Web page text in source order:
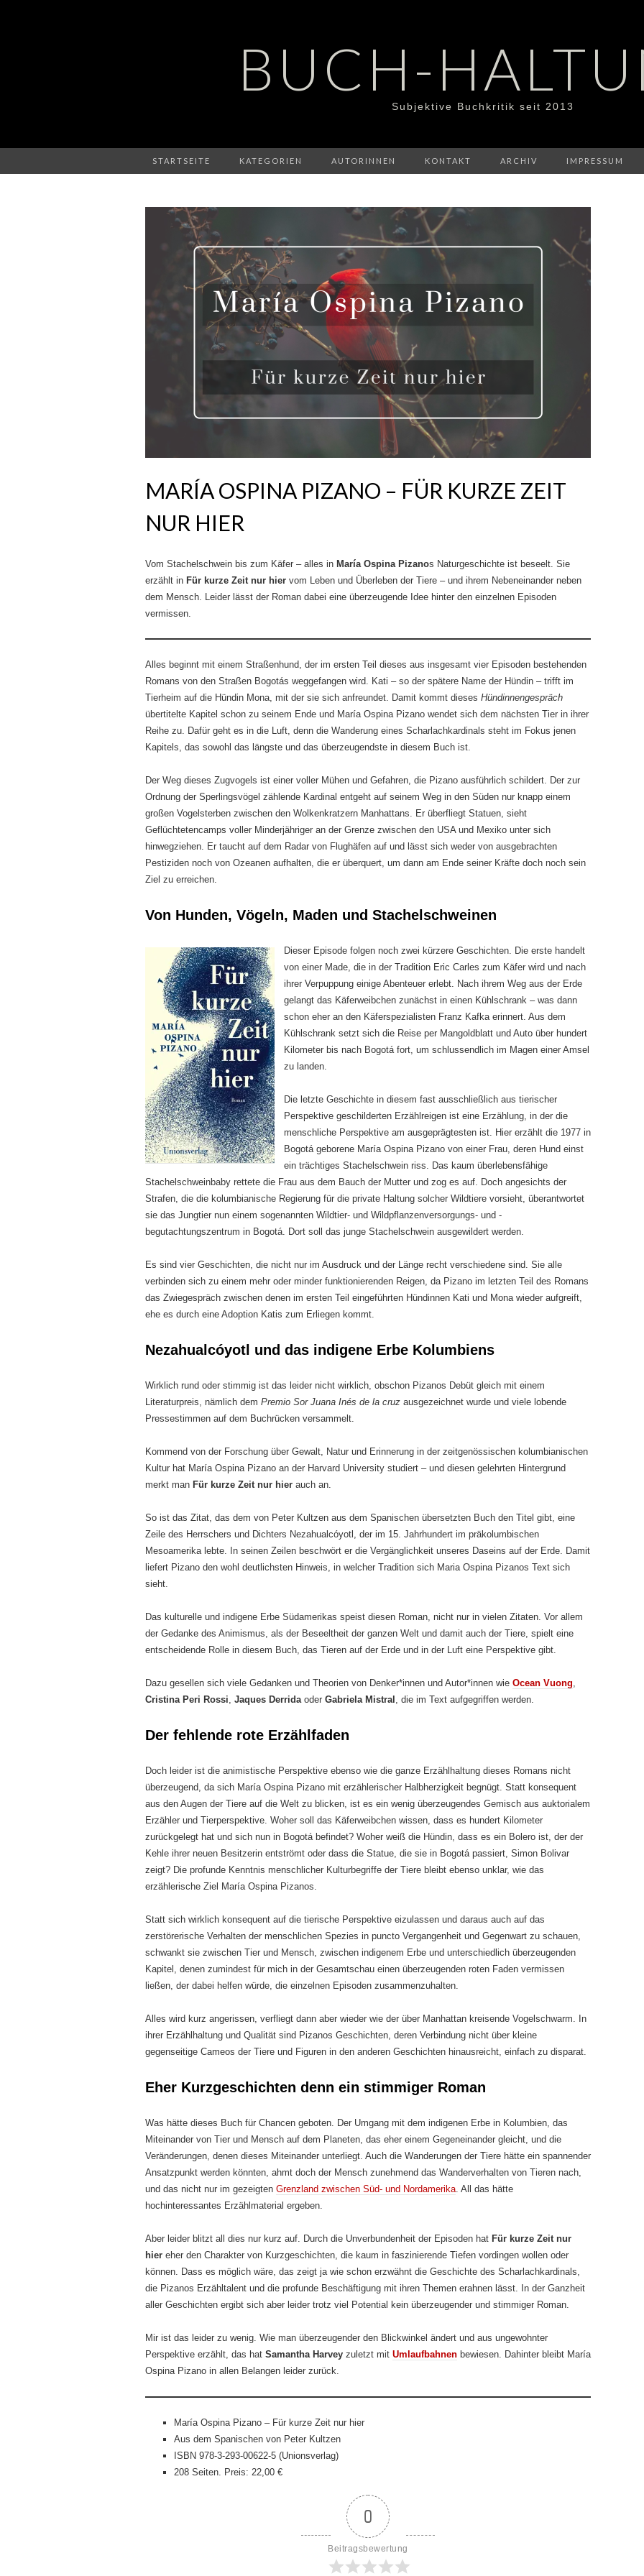
BUCH-
Subjektive Buchkritik seit 2013
STARTSEITE KATEGORIEN AUTORINNEN KONTAKT ARCHIV IMPRESSUM
MARÍA OSPINA PIZANO – FÜR KURZE ZEIT
NUR HIER
Vom Stachelschwein bis zum Käfer – alles in María Ospina Pizanos Naturgeschichte ist beseelt. Sie
erzählt in Für kurze Zeit nur hier vom Leben und Überleben der Tiere – und ihrem Nebeneinander neben
dem Mensch. Leider lässt der Roman dabei eine überzeugende Idee hinter den einzelnen Episoden
vermissen.
Alles beginnt mit einem Straßenhund, der im ersten Teil dieses aus insgesamt vier Episoden bestehenden
Romans von den Straßen Bogotás weggefangen wird. Kati – so der spätere Name der Hündin – trifft im
Tierheim auf die Hündin Mona, mit der sie sich anfreundet. Damit kommt dieses Hündinnengespräch
übertitelte Kapitel schon zu seinem Ende und María Ospina Pizano wendet sich dem nächsten Tier in ihrer
Reihe zu. Dafür geht es in die Luft, denn die Wanderung eines Scharlachkardinals steht im Fokus jenen
Kapitels, das sowohl das längste und das überzeugendste in diesem Buch ist.
Der Weg dieses Zugvogels ist einer voller Mühen und Gefahren, die Pizano ausführlich schildert. Der zur
Ordnung der Sperlingsvögel zählende Kardinal entgeht auf seinem Weg in den Süden nur knapp einem
großen Vogelsterben zwischen den Wolkenkratzern Manhattans. Er überfliegt Statuen, sieht
Geflüchtetencamps voller Minderjähriger an der Grenze zwischen den USA und Mexiko unter sich
hinwegziehen. Er taucht auf dem Radar von Flughäfen auf und lässt sich weder von ausgebrachten
Pestiziden noch von Ozeanen aufhalten, die er überquert, um dann am Ende seiner Kräfte doch noch sein
Ziel zu erreichen.
Von Hunden, Vögeln, Maden und Stachelschweinen
Dieser Episode folgen noch zwei kürzere Geschichten. Die erste handelt
von einer Made, die in der Tradition Eric Carles zum Käfer wird und nach
ihrer Verpuppung einige Abenteuer erlebt. Nach ihrem Weg aus der Erde
gelangt das Käferweibchen zunächst in einen Kühlschrank – was dann
schon eher an den Käferspezialisten Franz Kafka erinnert. Aus dem
Kühlschrank setzt sich die Reise per Mangoldblatt und Auto über hundert
Kilometer bis nach Bogotá fort, um schlussendlich im Magen einer Amsel
zu landen.
Die letzte Geschichte in diesem fast ausschließlich aus tierischer
Perspektive geschilderten Erzählreigen ist eine Erzählung, in der die
menschliche Perspektive am ausgeprägtesten ist. Hier erzählt die 1977 in
Bogotá geborene María Ospina Pizano von einer Frau, deren Hund einst
ein trächtiges Stachelschwein riss. Das kaum überlebensfähige
Stachelschweinbaby rettete die Frau aus dem Bauch der Mutter und zog es auf. Doch angesichts der
Strafen, die die kolumbianische Regierung für die private Haltung solcher Wildtiere vorsieht, überantwortet
sie das Jungtier nun einem sogenannten Wildtier- und Wildpflanzenversorgungs- und -
begutachtungszentrum in Bogotá. Dort soll das junge Stachelschwein ausgewildert werden.
Es sind vier Geschichten, die nicht nur im Ausdruck und der Länge recht verschiedene sind. Sie alle
verbinden sich zu einem mehr oder minder funktionierenden Reigen, da Pizano im letzten Teil des Romans
das Zwiegespräch zwischen denen im ersten Teil eingeführten Hündinnen Kati und Mona wieder aufgreift,
ehe es durch eine Adoption Katis zum Erliegen kommt.
Nezahualcóyotl und das indigene Erbe Kolumbiens
Wirklich rund oder stimmig ist das leider nicht wirklich, obschon Pizanos Debüt gleich mit einem
Literaturpreis, nämlich dem Premio Sor Juana Inés de la cruz ausgezeichnet wurde und viele lobende
Pressestimmen auf dem Buchrücken versammelt.
Kommend von der Forschung über Gewalt, Natur und Erinnerung in der zeitgenössischen kolumbianischen
Kultur hat María Ospina Pizano an der Harvard University studiert – und diesen gelehrten Hintergrund
merkt man Für kurze Zeit nur hier auch an.
So ist das Zitat, das dem von Peter Kultzen aus dem Spanischen übersetzten Buch den Titel gibt, eine
Zeile des Herrschers und Dichters Nezahualcóyotl, der im 15. Jahrhundert im präkolumbischen
Mesoamerika lebte. In seinen Zeilen beschwört er die Vergänglichkeit unseres Daseins auf der Erde. Damit
liefert Pizano den wohl deutlichsten Hinweis, in welcher Tradition sich Maria Ospina Pizanos Text sich
sieht.
Das kulturelle und indigene Erbe Südamerikas speist diesen Roman, nicht nur in vielen Zitaten. Vor allem
der Gedanke des Animismus, als der Beseeltheit der ganzen Welt und damit auch der Tiere, spielt eine
entscheidende Rolle in diesem Buch, das Tieren auf der Erde und in der Luft eine Perspektive gibt.
Dazu gesellen sich viele Gedanken und Theorien von Denker*innen und Autor*innen wie Ocean Vuong,
Cristina Peri Rossi, Jaques Derridaoder Gabriela Mistral , die im Text aufgegriffen werden.
Der fehlende rote Erzählfaden
Doch leider ist die animistische Perspektive ebenso wie die ganze Erzählhaltung dieses Romans nicht
überzeugend, da sich María Ospina Pizano mit erzählerischer Halbherzigkeit begnügt. Statt konsequent
aus den Augen der Tiere auf die Welt zu blicken, ist es ein wenig überzeugendes Gemisch aus auktorialem
Erzähler und Tierperspektive. Woher soll das Käferweibchen wissen, dass es hundert Kilometer
zurückgelegt hat und sich nun in Bogotá befindet? Woher weiß die Hündin, dass es ein Bolero ist, der der
Kehle ihrer neuen Besitzerin entströmt oder dass die Statue, die sie in Bogotá passiert, Simon Bolivar
zeigt? Die profunde Kenntnis menschlicher Kulturbegriffe der Tiere bleibt ebenso unklar, wie das
erzählerische Ziel María Ospina Pizanos.
Statt sich wirklich konsequent auf die tierische Perspektive eizulassen und daraus auch auf das
zerstörerische Verhalten der menschlichen Spezies in puncto Vergangenheit und Gegenwart zu schauen,
schwankt sie zwischen Tier und Mensch, zwischen indigenem Erbe und unterschiedlich überzeugenden
Kapitel, denen zumindest für mich in der Gesamtschau einen überzeugenden roten Faden vermissen
ließen, der dabei helfen würde, die einzelnen Episoden zusammenzuhalten.
Alles wird kurz angerissen, verfliegt dann aber wieder wie der über Manhattan kreisende Vogelschwarm. In
ihrer Erzählhaltung und Qualität sind Pizanos Geschichten, deren Verbindung nicht über kleine
gegenseitige Cameos der Tiere und Figuren in den anderen Geschichten hinausreicht, einfach zu disparat.
Eher Kurzgeschichten denn ein stimmiger Roman
Was hätte dieses Buch für Chancen geboten. Der Umgang mit dem indigenen Erbe in Kolumbien, das
Miteinander von Tier und Mensch auf dem Planeten, das eher einem Gegeneinander gleicht, und die
Veränderungen, denen dieses Miteinander unterliegt. Auch die Wanderungen der Tiere hätte ein spannender
Ansatzpunkt werden könnten, ahmt doch der Mensch zunehmend das Wanderverhalten von Tieren nach,
und das nicht nur im gezeigten Grenzland zwischen Süd- und Nordamerika. All das hätte
hochinteressantes Erzählmaterial ergeben.
Aber leider blitzt all dies nur kurz auf. Durch die Unverbundenheit der Episoden hat Für kurze Zeit nur
hier eher den Charakter von Kurzgeschichten, die kaum in faszinierende Tiefen vordingen wollen oder
können. Dass es möglich wäre, das zeigt ja wie schon erzwähnt die Geschichte des Scharlachkardinals,
die Pizanos Erzähltalent und die profunde Beschäftigung mit ihren Themen erahnen lässt. In der Ganzheit
aller Geschichten ergibt sich aber leider trotz viel Potential kein überzeugender und stimmiger Roman.
Mir ist das leider zu wenig. Wie man überzeugender den Blickwinkel ändert und aus ungewohnter
Perspektive erzählt, das hat Samantha Harvey zuletzt mit Umlaufbahnen bewiesen. Dahinter bleibt María
Ospina Pizano in allen Belangen leider zurück.
María Ospina Pizano – Für kurze Zeit nur hier
Aus dem Spanischen von Peter Kultzen
ISBN 978-3-293-00622-5 (Unionsverlag)
208 Seiten. Preis: 22,00 €
0
Beitragsbewertung